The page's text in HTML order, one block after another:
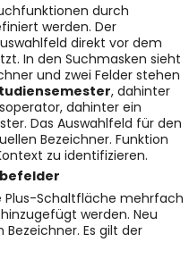
durch
werden. Der
direkt vor dem
In den Suchmasken sieht
und zwei Felder stehen
, dahinter
dahinter ein
Das Auswahlfeld für den
Bezeichner. Funktion
zu identifizieren.
Plus-Schaltfläche mehrfach
werden. Neu
Es gilt der